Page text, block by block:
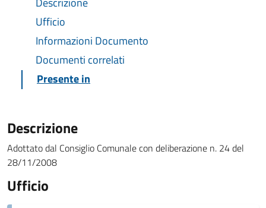
Ufficio
Informazioni Documento
Documenti correlati
Presente in
Descrizione
Adottato dal Consiglio Comunale con deliberazione n. 24 del
28/11/2008
Ufficio